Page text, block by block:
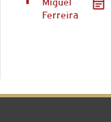
Miguel
Ferreira